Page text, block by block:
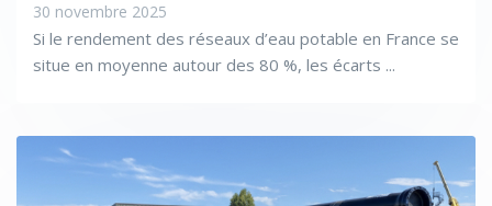
30 novembre 2025
Si le rendement des réseaux d’eau potable en France se
situe en moyenne autour des 80 %, les écarts ...